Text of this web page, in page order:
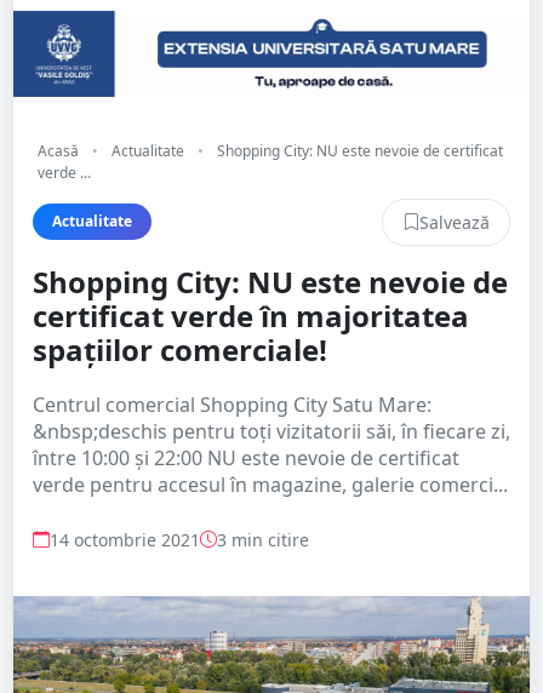
Acasă • Actualitate •
Shopping City: NU este nevoie de certificat
verde ...
Actualitate Salvează
Shopping City: NU este nevoie de
certificat verde în majoritatea
spațiilor comerciale!
Centrul comercial Shopping City Satu Mare:
&nbsp;deschis pentru toți vizitatorii săi, în fiecare zi,
între 10:00 și 22:00 NU este nevoie de certificat
verde pentru accesul în magazine, galerie comerci...
14 octombrie 2021 3 min citire